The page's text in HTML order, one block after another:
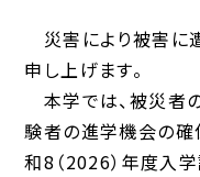
災害により被害に
申し上げます。
本学では、被災者
験者の進学機会の確
和8（2026）年度入